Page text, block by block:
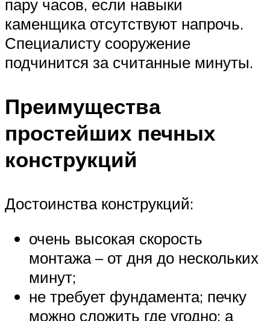
пару часов, если навыки
каменщика отсутствуют напрочь.
Специалисту сооружение
подчинится за считанные минуты.
Преимущества
простейших печных
конструкций
Достоинства конструкций:
очень высокая скорость
монтажа – от дня до нескольких
минут;
не требует фундамента; печку
можно сложить где угодно; а